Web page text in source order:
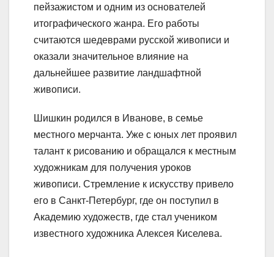
пейзажистом и одним из основателей
итографического жанра. Его работы
считаются шедеврами русской живописи и
оказали значительное влияние на
дальнейшее развитие ландшафтной
живописи.
Шишкин родился в Иванове, в семье
местного мерчанта. Уже с юных лет проявил
талант к рисованию и обращался к местным
художникам для получения уроков
живописи. Стремление к искусству привело
его в Санкт-Петербург, где он поступил в
Академию художеств, где стал учеником
известного художника Алексея Киселева.